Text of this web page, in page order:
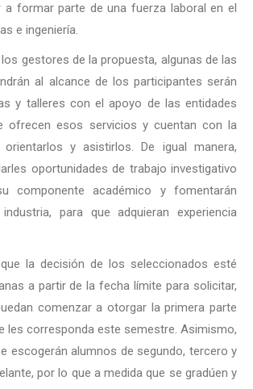
a formar parte de una fuerza laboral en el
e ingeniería.
gestores de la propuesta, algunas de las
al alcance de los participantes serán
y talleres con el apoyo de las entidades
ofrecen esos servicios y cuentan con la
y asistirlos. De igual manera,
oportunidades de trabajo investigativo
componente académico y fomentarán
para que adquieran experiencia
la decisión de los seleccionados esté
a partir de la fecha límite para solicitar,
comenzar a otorgar la primera parte
les corresponda este semestre. Asimismo,
escogerán alumnos de segundo, tercero y
por lo que a medida que se gradúen y